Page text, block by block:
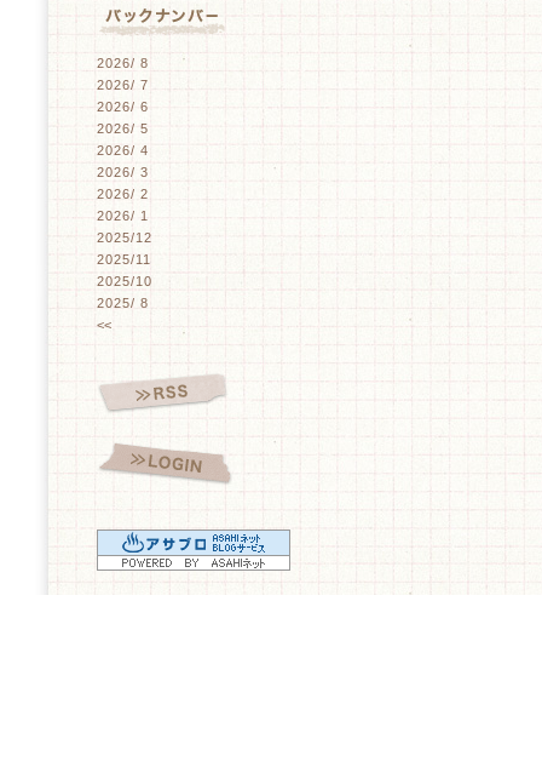
2026/ 8
2026/ 7
2026/ 6
2026/ 5
2026/ 4
2026/ 3
2026/ 2
2026/ 1
2025/12
2025/11
2025/10
2025/ 8
<<